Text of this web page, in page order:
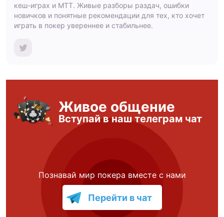
кеш-играх и МТТ. Живые разборы раздач, ошибки
новичков и понятные рекомендации для тех, кто хочет
играть в покер увереннее и стабильнее.
Живое общение
Вступай в наш телеграм чат
Познавай мир покера вместе с нами
Перейти в чат